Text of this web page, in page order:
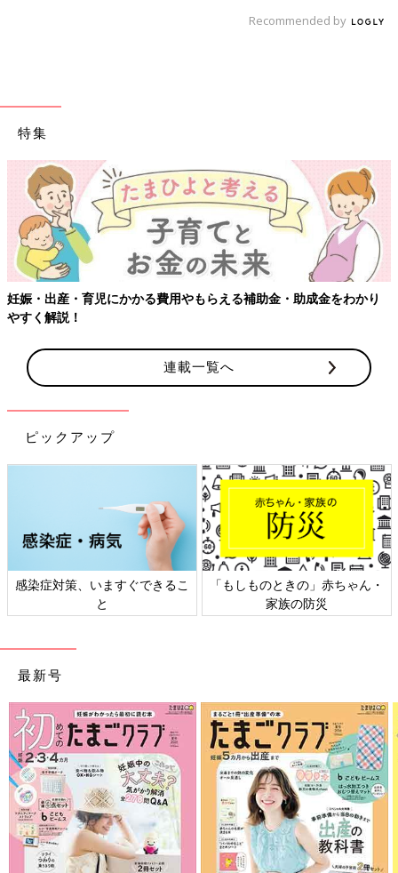
出典：Instagramアカウント「sweet.pon.baby」
moeさんは料理中にお子さんが近くに居たがる場合は「リリワゴ
ン2」をキッチンに移動してお子さんの様子を見守っているそ
う。キャスター付きでラクに移動することができ、さらにメッシ
ュ素材なのでお互いの姿が見えるのも嬉しいポイントだとか♪
楽天市場で見る
心配すぎてベビーベッドから離れられな
い…【子育てなめてました日記#1】
産院から退院した後、ワンオペ育児が始まりま
した。妊娠中からずっと神経質だったわたし
は、産後より一層神経質になり、赤ちゃんの側
いかがでしたか？どのベビーベッドやベビーワゴンも実用的で、
それぞれ違った魅力がありますよね。ぜひこちらの記事を参考に
しながら、自宅のスペースや子育てのスタイルに合ったものを選
んでみてくださいね！
(文・ナキナキ)
※対象年齢や使用方法は、必ずメーカーの情報を確認してくださ
い。使用は個人の感想です。
※記事内容でご紹介している投稿、リンク先は、削除される場合
があります。あらかじめご了承ください。
※記事の内容は記載当時の情報であり、現在と異なる場合があり
ます。
Recommended by
特集
妊娠・出産・育児にかかる費用やもらえる補助金・助成金をわかり
やすく解説！
連載一覧へ
ピックアップ
感染症対策、いますぐできるこ
と
「もしものときの」赤ちゃん・
家族の防災
最新号